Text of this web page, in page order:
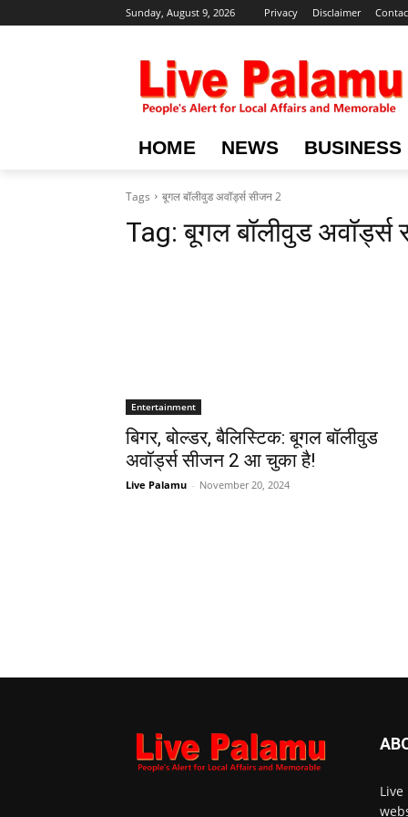
Sunday, August 9, 2026 Privacy Disclaimer
HOME NEWS BUSINESS
Tags बूगल बॉलीवुड अवॉर्ड्स सीजन 2
Tag:बूगल बॉलीवुड अवॉर्ड्स
Entertainment
बिगर, बोल्डर, बैलिस्टिक: बूगल बॉलीवुड
अवॉर्ड्स सीजन 2 आ चुका है!
Live Palamu - November 20, 2024